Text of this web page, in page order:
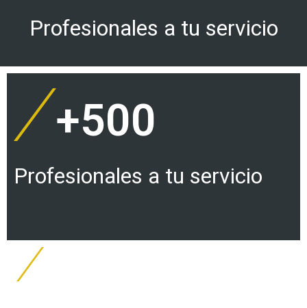
Profesionales a tu servicio
Profesionales a tu servicio​
+500